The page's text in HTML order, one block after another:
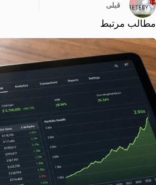
قبلی
مطالب مرتبط